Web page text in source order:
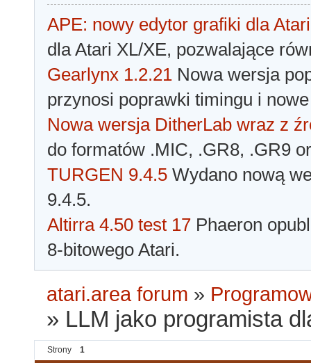
APE: nowy edytor grafiki dla Atari
dla Atari XL/XE, pozwalające
Gearlynx 1.2.21 Nowa wersja
przynosi poprawki timingu i
Nowa wersja DitherLab wraz z
do formatów .MIC, .GR8, .GR9
TURGEN 9.4.5 Wydano nową
9.4.5.
Altirra 4.50 test 17 Phaeron
8-bitowego Atari.
atari.area forum »
» LLM jako programista
Strony 1